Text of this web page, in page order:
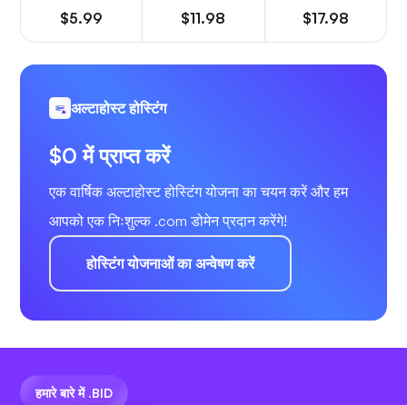
$5.99 $11.98 $17.98
अल्टाहोस्ट होस्टिंग
$0 में प्राप्त करें
एक वार्षिक अल्टाहोस्ट होस्टिंग योजना का चयन करें और हम
आपको एक निःशुल्क .com डोमेन प्रदान करेंगे!
होस्टिंग योजनाओं का अन्वेषण करें
हमारे बारे में .BID